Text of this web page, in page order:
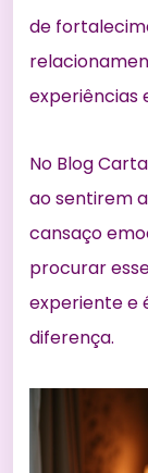
de
experiências
No Blog
ao sentirem
cansaço
procurar
experiente e
diferença.